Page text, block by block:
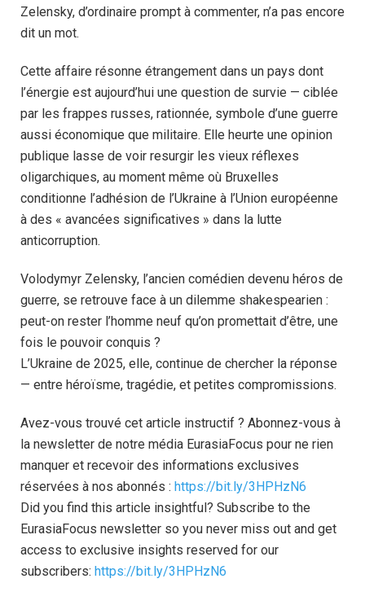
Zelensky, d’ordinaire prompt à commenter, n’a pas encore
dit un mot.
Cette affaire résonne étrangement dans un pays dont
l’énergie est aujourd’hui une question de survie — ciblée
par les frappes russes, rationnée, symbole d’une guerre
aussi économique que militaire. Elle heurte une opinion
publique lasse de voir resurgir les vieux réflexes
oligarchiques, au moment même où Bruxelles
conditionne l’adhésion de l’Ukraine à l’Union européenne
à des « avancées significatives » dans la lutte
anticorruption.
Volodymyr Zelensky, l’ancien comédien devenu héros de
guerre, se retrouve face à un dilemme shakespearien :
peut-on rester l’homme neuf qu’on promettait d’être, une
fois le pouvoir conquis ?
L’Ukraine de 2025, elle, continue de chercher la réponse
— entre héroïsme, tragédie, et petites compromissions.
Avez-vous trouvé cet article instructif ? Abonnez-vous à
la newsletter de notre média EurasiaFocus pour ne rien
manquer et recevoir des informations exclusives
réservées à nos abonnés : https://bit.ly/3HPHzN6
Did you find this article insightful? Subscribe to the
EurasiaFocus newsletter so you never miss out and get
access to exclusive insights reserved for our
subscribers: https://bit.ly/3HPHzN6